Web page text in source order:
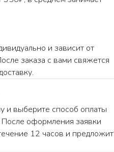
и зависит от
заказа с вами свяжется
и выберите способ оплаты
оформления заявки
12 часов и предложит